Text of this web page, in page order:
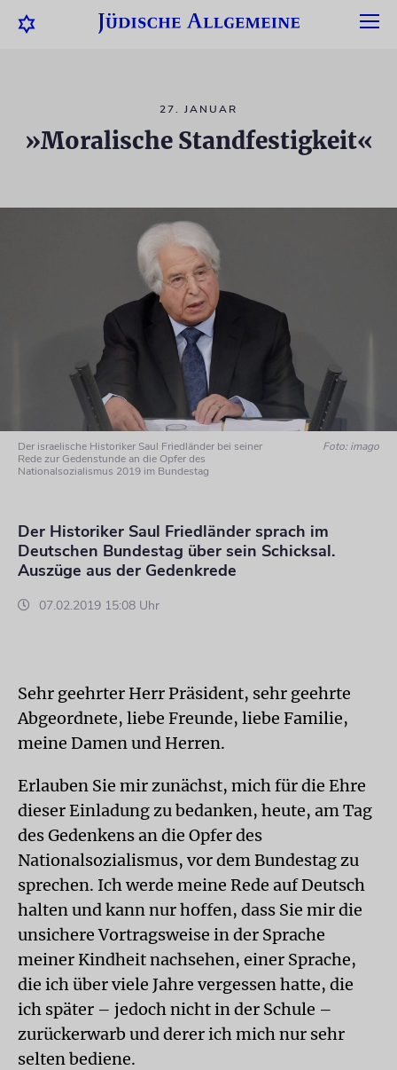
27. JANUAR
»Moralische Standfestigkeit«
Der israelische Historiker Saul Friedländer bei seiner
Rede zur Gedenstunde an die Opfer des
Nationalsozialismus 2019 im Bundestag
Foto: imago
Der Historiker Saul Friedländer sprach im
Deutschen Bundestag über sein Schicksal.
Auszüge aus der Gedenkrede
07.02.2019 15:08 Uhr
Sehr geehrter Herr Präsident, sehr geehrte
Abgeordnete, liebe Freunde, liebe Familie,
meine Damen und Herren.
Erlauben Sie mir zunächst, mich für die Ehre
dieser Einladung zu bedanken, heute, am Tag
des Gedenkens an die Opfer des
Nationalsozialismus, vor dem Bundestag zu
sprechen. Ich werde meine Rede auf Deutsch
halten und kann nur hoffen, dass Sie mir die
unsichere Vortragsweise in der Sprache
meiner Kindheit nachsehen, einer Sprache,
die ich über viele Jahre vergessen hatte, die
ich später – jedoch nicht in der Schule –
zurückerwarb und derer ich mich nur sehr
selten bediene.